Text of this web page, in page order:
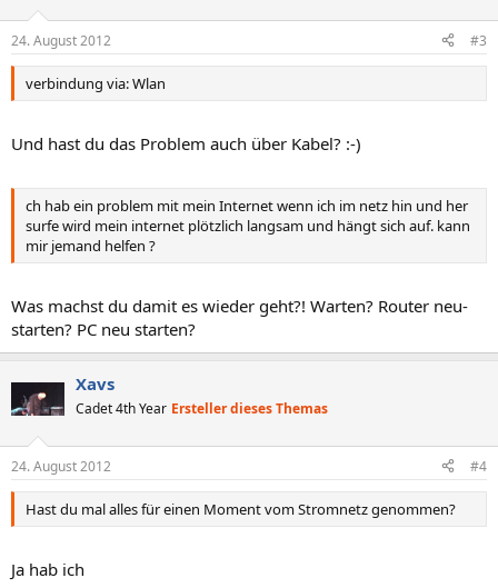
24. August 2012 #3
verbindung via: Wlan
Und hast du das Problem auch über Kabel? :-)
ch hab ein problem mit mein Internet wenn ich im netz hin und her
surfe wird mein internet plötzlich langsam und hängt sich auf. kann
mir jemand helfen ?
Was machst du damit es wieder geht?! Warten? Router neu-
starten? PC neu starten?
Xavs
Cadet 4th Year Ersteller dieses Themas
24. August 2012 #4
Hast du mal alles für einen Moment vom Stromnetz genommen?
Ja hab ich